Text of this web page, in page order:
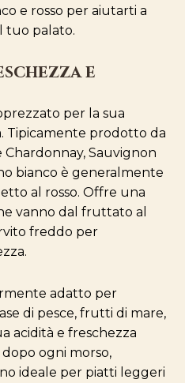
e rosso per aiutarti a
tuo palato.
e
per la sua
Tipicamente prodotto da
Chardonnay, Sauvignon
bianco è generalmente
al rosso. Offre una
vanno dal fruttato al
freddo per
adatto per
di pesce, frutti di mare,
acidità e freschezza
ogni morso,
ideale per piatti leggeri